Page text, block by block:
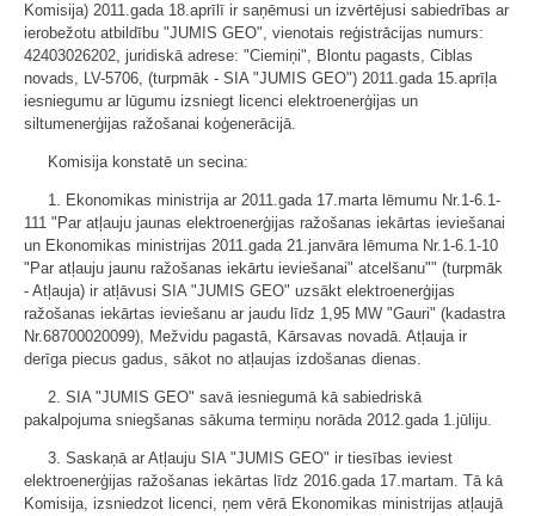
Komisija) 2011.gada 18.aprīlī ir saņēmusi un izvērtējusi sabiedrības ar
ierobežotu atbildību "JUMIS GEO", vienotais reģistrācijas numurs:
42403026202, juridiskā adrese: "Ciemiņi", Blontu pagasts, Ciblas
novads, LV-5706, (turpmāk - SIA "JUMIS GEO") 2011.gada 15.aprīļa
iesniegumu ar lūgumu izsniegt licenci elektroenerģijas un
siltumenerģijas ražošanai koģenerācijā.
Komisija konstatē un secina:
1. Ekonomikas ministrija ar 2011.gada 17.marta lēmumu Nr.1-6.1-
111 "Par atļauju jaunas elektroenerģijas ražošanas iekārtas ieviešanai
un Ekonomikas ministrijas 2011.gada 21.janvāra lēmuma Nr.1-6.1-10
"Par atļauju jaunu ražošanas iekārtu ieviešanai" atcelšanu"" (turpmāk
- Atļauja) ir atļāvusi SIA "JUMIS GEO" uzsākt elektroenerģijas
ražošanas iekārtas ieviešanu ar jaudu līdz 1,95 MW "Gauri" (kadastra
Nr.68700020099), Mežvidu pagastā, Kārsavas novadā. Atļauja ir
derīga piecus gadus, sākot no atļaujas izdošanas dienas.
2. SIA "JUMIS GEO" savā iesniegumā kā sabiedriskā
pakalpojuma sniegšanas sākuma termiņu norāda 2012.gada 1.jūliju.
3. Saskaņā ar Atļauju SIA "JUMIS GEO" ir tiesības ieviest
elektroenerģijas ražošanas iekārtas līdz 2016.gada 17.martam. Tā kā
Komisija, izsniedzot licenci, ņem vērā Ekonomikas ministrijas atļaujā